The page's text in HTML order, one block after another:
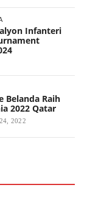
Infanteri
Belanda Raih
2022 Qatar
2022